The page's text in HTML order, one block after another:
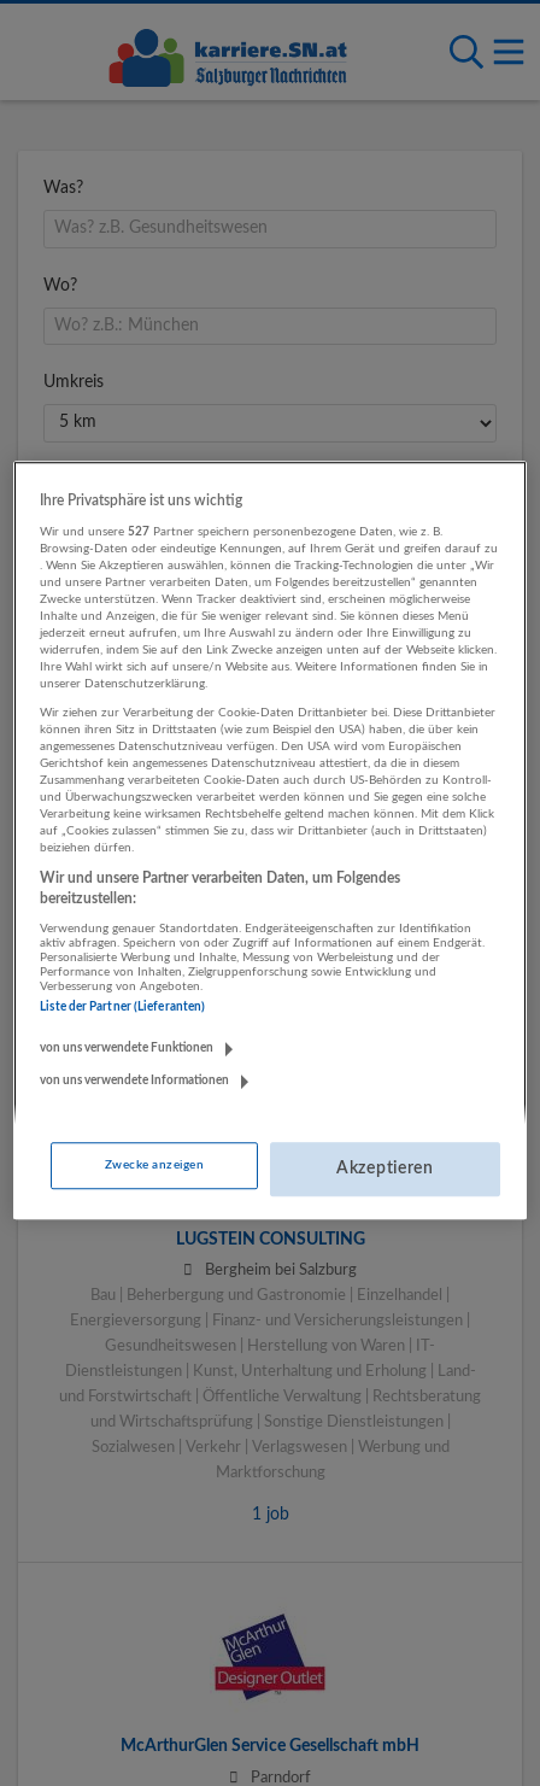
Was?
Wo?
Umkreis
5 Einzelhandel
Betriebswirtschaftslehre /
Management Unternehmen
HOFER KG - Internationale Management Holding
Salzburg
LUGSTEIN CONSULTING
Bergheim bei Salzburg
Bau | Beherbergung und Gastronomie | Einzelhandel |
Energieversorgung | Finanz- und Versicherungsleistungen |
Gesundheitswesen | Herstellung von Waren | IT-
Dienstleistungen | Kunst, Unterhaltung und Erholung | Land-
und Forstwirtschaft | Öffentliche Verwaltung | Rechtsberatung
und Wirtschaftsprüfung | Sonstige Dienstleistungen |
Sozialwesen | Verkehr | Verlagswesen | Werbung und
Marktforschung
1 job
McArthurGlen Service Gesellschaft mbH
Parndorf
Ihre Privatsphäre ist uns wichtig
Wir und unsere527 Partner speichern personenbezogene Daten, wie z. B.
Browsing-Daten oder eindeutige Kennungen, auf Ihrem Gerät und greifen darauf zu
. Wenn Sie Akzeptieren auswählen, können die Tracking-Technologien die unter „Wir
und unsere Partner verarbeiten Daten, um Folgendes bereitzustellen“ genannten
Zwecke unterstützen. Wenn Tracker deaktiviert sind, erscheinen möglicherweise
Inhalte und Anzeigen, die für Sie weniger relevant sind. Sie können dieses Menü
jederzeit erneut aufrufen, um Ihre Auswahl zu ändern oder Ihre Einwilligung zu
widerrufen, indem Sie auf den Link Zwecke anzeigen unten auf der Webseite klicken.
Ihre Wahl wirkt sich auf unsere/n Website aus. Weitere Informationen finden Sie in
unserer Datenschutzerklärung.
Wir ziehen zur Verarbeitung der Cookie-Daten Drittanbieter bei. Diese Drittanbieter
können ihren Sitz in Drittstaaten (wie zum Beispiel den USA) haben, die über kein
angemessenes Datenschutzniveau verfügen. Den USA wird vom Europäischen
Gerichtshof kein angemessenes Datenschutzniveau attestiert, da die in diesem
Zusammenhang verarbeiteten Cookie-Daten auch durch US-Behörden zu Kontroll-
und Überwachungszwecken verarbeitet werden können und Sie gegen eine solche
Verarbeitung keine wirksamen Rechtsbehelfe geltend machen können. Mit dem Klick
auf „Cookies zulassen“ stimmen Sie zu, dass wir Drittanbieter (auch in Drittstaaten)
beiziehen dürfen.
Wir und unsere Partner verarbeiten Daten, um Folgendes
bereitzustellen:
Verwendung genauer Standortdaten. Endgeräteeigenschaften zur Identifikation
aktiv abfragen. Speichern von oder Zugriff auf Informationen auf einem Endgerät.
Personalisierte Werbung und Inhalte, Messung von Werbeleistung und der
Performance von Inhalten, Zielgruppenforschung sowie Entwicklung und
Verbesserung von Angeboten.
Liste der Partner (Lieferanten)
von uns verwendete Funktionen
von uns verwendete Informationen
Zwecke anzeigen Akzeptieren